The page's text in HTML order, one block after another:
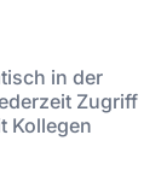
in der
Zugriff
Kollegen